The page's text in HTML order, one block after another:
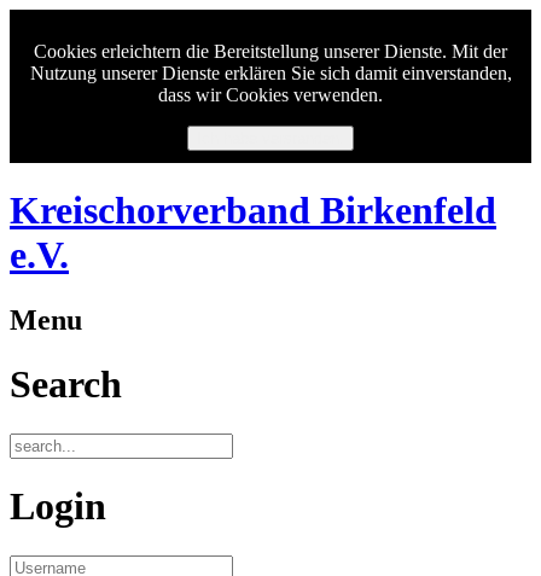
Cookies erleichtern die Bereitstellung unserer Dienste. Mit der
Nutzung unserer Dienste erklären Sie sich damit einverstanden,
dass wir Cookies verwenden.
Kreischorverband Birkenfeld
e.V.
Menu
Search
Login